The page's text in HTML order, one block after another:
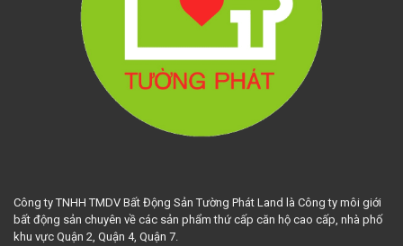
Công ty TNHH TMDV Bất Động Sản Tường Phát Land là Công ty môi giới
bất động sản chuyên về các sản phẩm thứ cấp căn hộ cao cấp, nhà phố
khu vực Quận 2, Quận 4, Quận 7.